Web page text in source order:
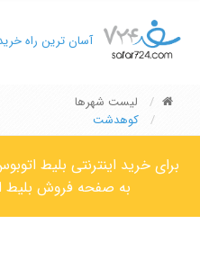
آسان ترین راه
لیست شهرها
کوهدشت
برای خرید اینترنتی بلیط
به صفحه فروش بلیط